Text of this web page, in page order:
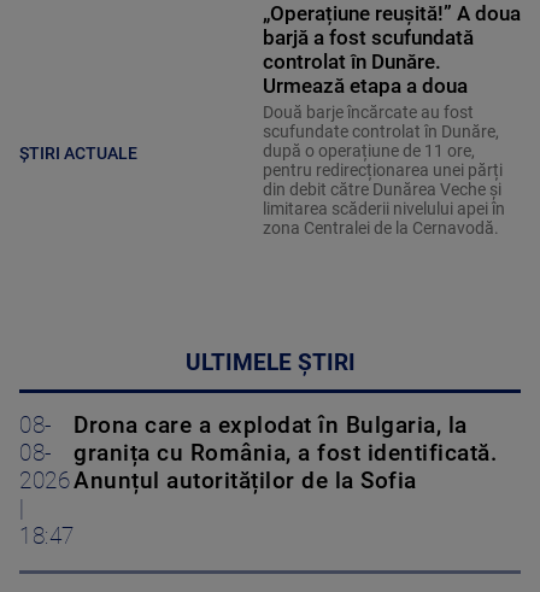
ȘTIRI ACTUALE
„Operațiune reușită!” A doua
barjă a fost scufundată
controlat în Dunăre.
Urmează etapa a doua
Două barje încărcate au fost
scufundate controlat în Dunăre,
după o operațiune de 11 ore,
pentru redirecționarea unei părți
din debit către Dunărea Veche și
limitarea scăderii nivelului apei în
zona Centralei de la Cernavodă.
ULTIMELE ȘTIRI
08-
08-
2026
18:47
Drona care a explodat în Bulgaria, la
granița cu România, a fost identificată.
Anunțul autorităților de la Sofia